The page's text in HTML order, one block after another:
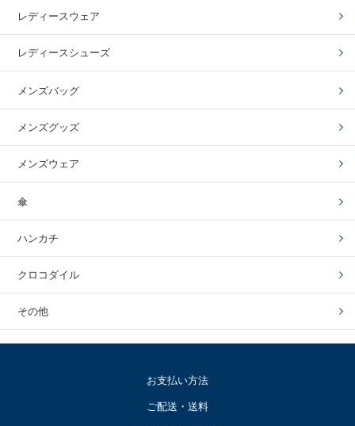
レディースウェア
レディースシューズ
メンズバッグ
メンズグッズ
メンズウェア
傘
ハンカチ
クロコダイル
その他
お支払い方法
ご配送・送料